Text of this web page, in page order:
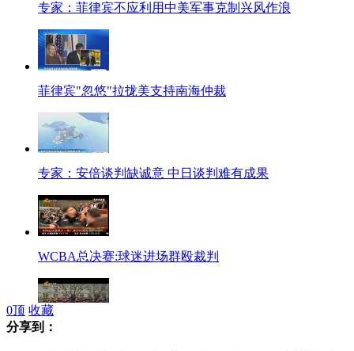
专家：菲律宾不应利用中美军事克制兴风作浪
菲律宾"忽悠"拉拢美支持南海仲裁
专家：安倍谈判缺诚意 中日谈判难有成果
WCBA总决赛:球迷进场群殴裁判
0顶 收藏
分享到：